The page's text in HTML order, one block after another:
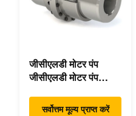
जीसीएलडी मोटर पंप
जीसीएलडी मोटर पंप
कॉम्पैक्ट फुटप्रिंट
सर्वोत्तम मूल्य प्राप्त करें